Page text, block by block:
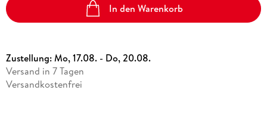
In den Warenkorb
Zustellung:Mo, 17.08. - Do, 20.08.
Versand in 7 Tagen
Versandkostenfrei